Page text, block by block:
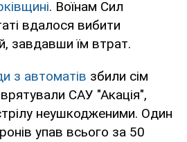
. Воїнам Сил
вдалося вибити
завдавши їм втрат.
з автоматів збили сім
САУ "Акація",
неушкодженими. Один
упав всього за 50